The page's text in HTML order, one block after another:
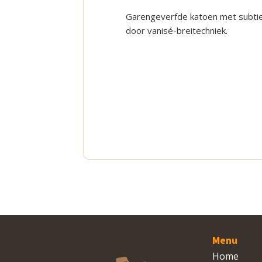
Garengeverfde katoen met
door vanisé-breitechniek.
Menu
Home